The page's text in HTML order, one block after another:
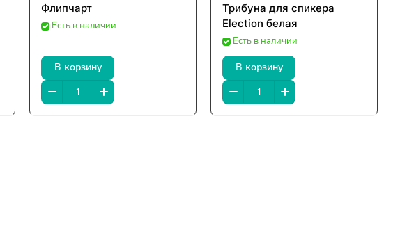
Флипчарт
Есть в наличии
В корзину
Трибуна для спикера
Election белая
Есть в наличии
В корзину